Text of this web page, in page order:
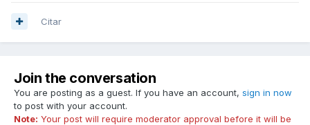
Citar
Join the conversation
You are posting as a guest. If you have an account, sign in now
to post with your account.
Note: Your post will require moderator approval before it will be